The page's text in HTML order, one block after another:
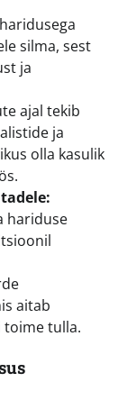
silma, sest
ja
ajal tekib
ja
olla kasulik
hariduse
aitab
toime tulla.